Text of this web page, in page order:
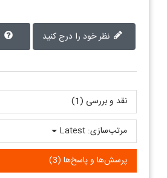
نقد و بررسی‌‌ (1)
پرسش‌ها و پاسخ‌ها (3)
مرتب‌سازی: Latest